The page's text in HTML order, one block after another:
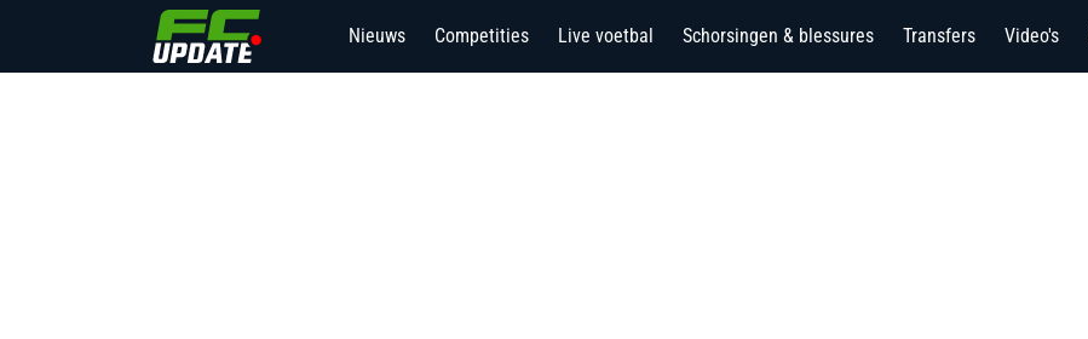
Nieuws Competities Live voetbal Schorsingen & blessures Transfers Video's